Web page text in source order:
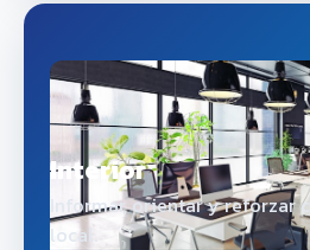
Interior
Informar, orientar y reforzar
local.